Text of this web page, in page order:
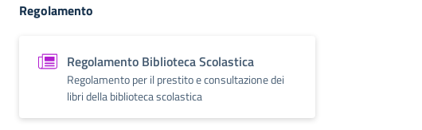
Regolamento
Regolamento Biblioteca Scolastica
Regolamento per il prestito e consultazione dei
libri della biblioteca scolastica